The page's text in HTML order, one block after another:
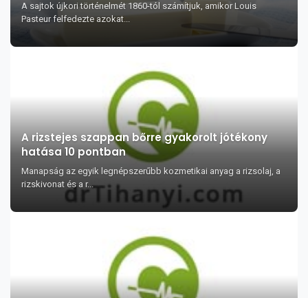
A sajtok újkori történelmét 1860-tól számítjuk, amikor Louis
Pasteur felfedezte azokat...
A rizstejes szappan bőrre gyakorolt jótékony
hatása 10 pontban
Manapság az egyik legnépszerűbb kozmetikai anyag a rizsolaj, a
rizskivonat és a r...